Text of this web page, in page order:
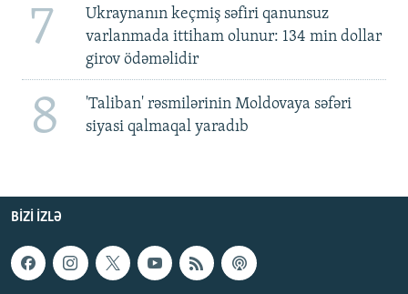
7
Ukraynanın keçmiş səfiri qanunsuz
varlanmada ittiham olunur: 134 min dollar
girov ödəməlidir
8
'Taliban' rəsmilərinin Moldovaya səfəri
siyasi qalmaqal yaradıb
BIZI IZLƏ